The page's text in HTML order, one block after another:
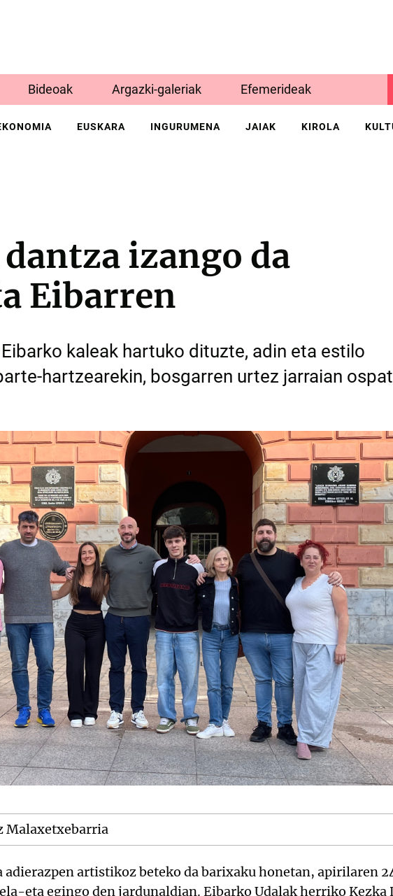
Bideoak Argazki-galeriak Efemerideak
EUSKARA INGURUMENA JAIAK KIROLA
izango da
Eibarren
kaleak hartuko dituzte, adin eta estilo
hartzearekin, bosgarren urtez jarraian
Malaxetxebarria
artistikoz beteko da barixaku honetan, apirilaren
eta egingo den jardunaldian. Eibarko Udalak herriko Kezka